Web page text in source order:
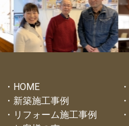
HOME
新築施工事例
リフォーム施工事例